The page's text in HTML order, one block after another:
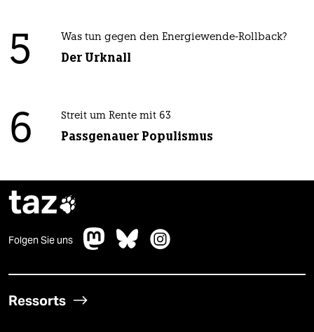
5 Was tun gegen den Energiewende-Rollback?
Der Urknall
6 Streit um Rente mit 63
Passgenauer Populismus
taz
Folgen Sie uns
Ressorts